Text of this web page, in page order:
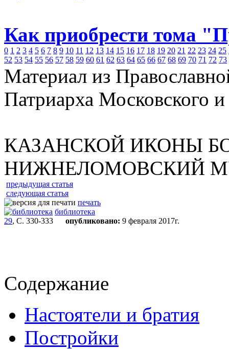
Как приобрести тома
0 1 2 3 4 5 6 7 8 9 10 11 12 13 14 15 16 17 18 19 20 21 22 23 24 25
52 53 54 55 56 57 58 59 60 61 62 63 64 65 66 67 68 69 70 71 72 73
Материал из
Патриарха Московского
КАЗАНСКОЙ ИКОНЫ
НИЖНЕЛОМОВСКИЙ
предыдущая статья
следующая статья
печать
библиотека
29, С. 330-333 опубликовано: 9 февраля 2017г.
Содержание
Настоятели и братия
Постройки